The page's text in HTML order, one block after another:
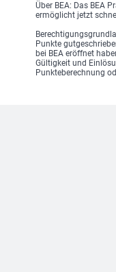
Über BEA: Das BEA
ermöglicht jetzt
Punkte
bei BEA eröffnet
Gültigkeit und
Punkteberechnung